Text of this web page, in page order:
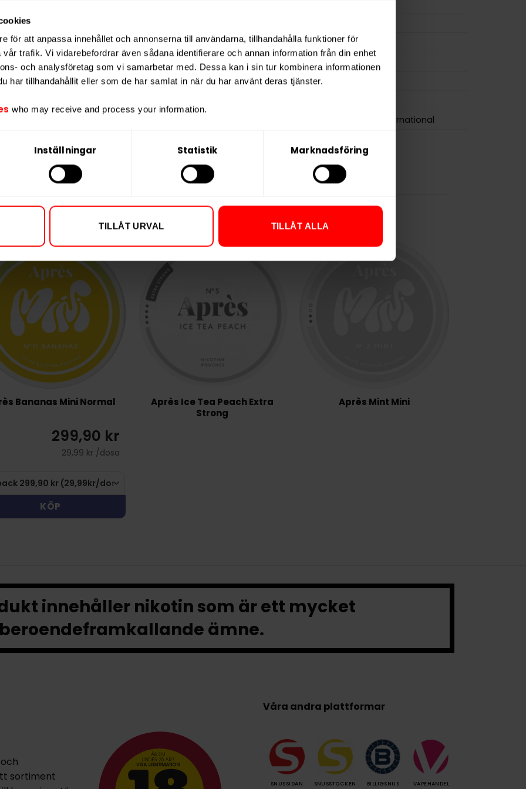
för att anpassa innehållet och annonserna till användarna, tillhandahålla funktioner för
trafik. Vi vidarebefordrar även sådana identifierare och annan information från din enhet
och analysföretag som vi samarbetar med. Dessa kan i sin tur kombinera informationen
har tillhandahållit eller som de har samlat in när du har använt deras tjänster.
who may receive and process your information.
Inställningar Statistik Marknadsföring
TILLÅT URVAL TILLÅT ALLA
på 15,4 gram. DOPE Ice Mango
Brands International –ett
vill kombinera fruktig sötma med
Vikt per dosa
15 g
Portioner per dosa
22
Vikt per portion
0,7 g
Consumer Brands International
Bananas Mini Normal
299,90 kr
29,99 kr /dosa
KÖP
Après Ice Tea Peach Extra
Strong
Après Mint Mini
innehåller nikotin som är ett mycket
ämne.
sortiment
Våra andra plattformar
SNUSSIDAN SNUSSTOCKEN BILLIGSNUS VAPEHANDEL